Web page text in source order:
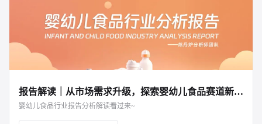
报告解读｜从市场需求升级，探索婴幼儿食品赛道新增量
婴幼儿食品行业报告分析解读看过来~